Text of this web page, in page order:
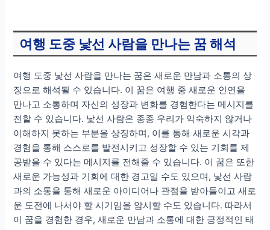
여행 도중 낯선 사람을 만나는 꿈 해석
여행 도중 낯선 사람을 만나는 꿈은 새로운 만남과 소통의 상
징으로 해석될 수 있습니다. 이 꿈은 여행 중 새로운 인연을
만나고 소통하며 자신의 성장과 변화를 경험한다는 메시지를
전할 수 있습니다. 낯선 사람은 종종 우리가 익숙하지 않거나
이해하지 못하는 부분을 상징하며, 이를 통해 새로운 시각과
경험을 통해 스스로를 발전시키고 성장할 수 있는 기회를 제
공받을 수 있다는 메시지를 전해줄 수 있습니다. 이 꿈은 또한
새로운 가능성과 기회에 대한 경고일 수도 있으며, 낯선 사람
과의 소통을 통해 새로운 아이디어나 관점을 받아들이고 새로
운 도전에 나서야 할 시기임을 암시할 수도 있습니다. 따라서
이 꿈을 경험한 경우, 새로운 만남과 소통에 대한 긍정적인 태